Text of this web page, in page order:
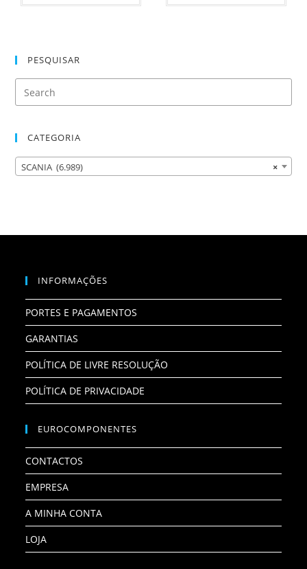
PESQUISAR
CATEGORIA
×
SCANIA (6.989)
INFORMAÇÕES
PORTES E PAGAMENTOS
GARANTIAS
POLÍTICA DE LIVRE RESOLUÇÃO
POLÍTICA DE PRIVACIDADE
EUROCOMPONENTES
CONTACTOS
EMPRESA
A MINHA CONTA
LOJA